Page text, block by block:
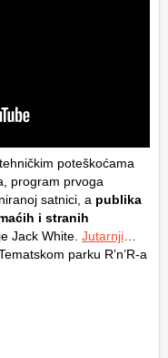
poteškoćama
program prvoga
satnici, a publika
i stranih
Jack White. Jutarnji
parku R’n’R-a